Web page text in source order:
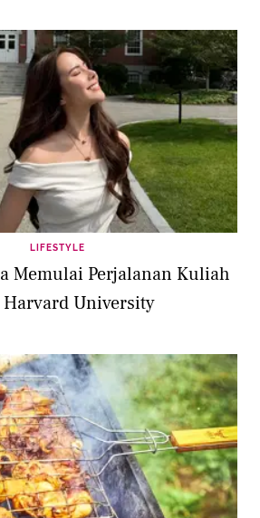
LIFESTYLE
Memulai Perjalanan Kuliah
Harvard University